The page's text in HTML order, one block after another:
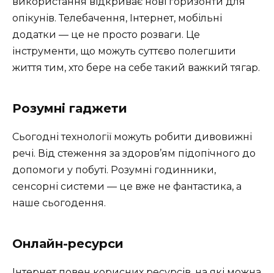
опікунів. Телебачення, Інтернет, мобільні
додатки — це не просто розваги. Це
інструменти, що можуть суттєво полегшити
життя тим, хто бере на себе такий важкий тягар.
Розумні гаджети
Сьогодні технології можуть робити дивовижні
речі. Від стеження за здоров’ям підопічного до
допомоги у побуті. Розумні годинники,
сенсорні системи — це вже не фантастика, а
наше сьогодення.
Онлайн-ресурси